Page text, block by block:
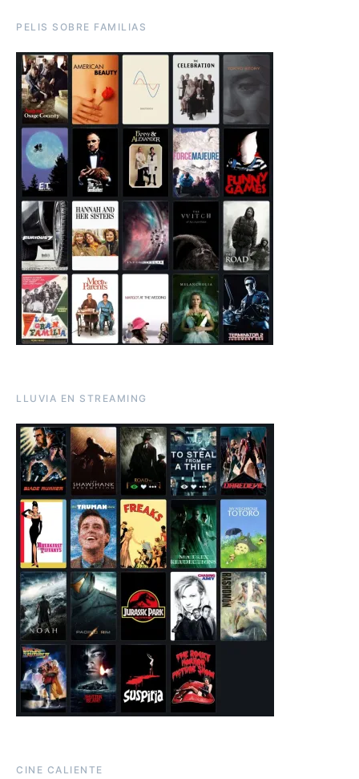
PELIS SOBRE FAMILIAS
LLUVIA EN STREAMING
CINE CALIENTE